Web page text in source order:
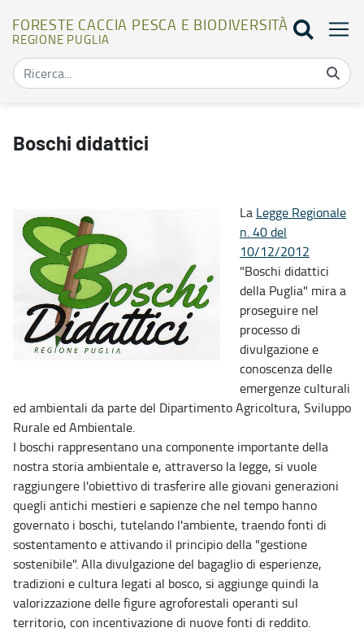
FORESTE CACCIA PESCA E BIODIVERSITÀ
REGIONE PUGLIA
Boschi didattici
La Legge Regionale
n. 40 del
10/12/2012
"Boschi didattici
della Puglia" mira a
proseguire nel
processo di
divulgazione e
conoscenza delle
emergenze culturali
ed ambientali da parte del Dipartimento Agricoltura, Sviluppo
Rurale ed Ambientale.
I boschi rappresentano una componente importante della
nostra storia ambientale e, attraverso la legge, si vuole
raggiungere l'obiettivo di trasferire alle giovani generazioni
quegli antichi mestieri e sapienze che nel tempo hanno
governato i boschi, tutelando l'ambiente, traendo fonti di
sostentamento e attivando il principio della "gestione
sostenibile". Alla divulgazione del bagaglio di esperienze,
tradizioni e cultura legati al bosco, si aggiunge quindi la
valorizzazione delle figure agroforestali operanti sul
territorio, con incentivazione di nuove fonti di reddito.